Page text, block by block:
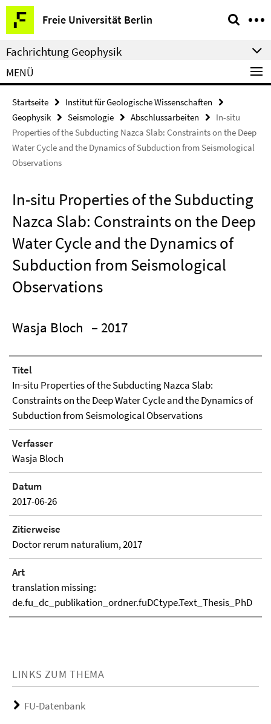
Springe
direkt
zu
Inhalt
Freie Universität Berlin
Service-
Navigation
Fachrichtung Geophysik
MENÜ
Startseite
Institut für Geologische Wissenschaften
Geophysik
Seismologie Abschlussarbeiten
In-situ
Properties of the Subducting Nazca Slab: Constraints on the Deep
Water Cycle and the Dynamics of Subduction from Seismological
Observations
In-situ Properties of the Subducting
Nazca Slab: Constraints on the Deep
Water Cycle and the Dynamics of
Subduction from Seismological
Observations
Wasja Bloch – 2017
Titel
In-situ Properties of the Subducting Nazca Slab:
Constraints on the Deep Water Cycle and the Dynamics of
Subduction from Seismological Observations
Verfasser
Wasja Bloch
Datum
2017-06-26
Zitierweise
Doctor rerum naturalium, 2017
Art
translation missing:
de.fu_dc_publikation_ordner.fuDCtype.Text_Thesis_PhD
LINKS ZUM THEMA
FU-Datenbank